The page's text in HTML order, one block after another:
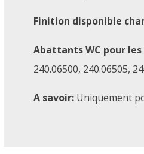
Finition disponible
Abattants WC pour
240.06500, 240.06505,
A savoir:Uniquement